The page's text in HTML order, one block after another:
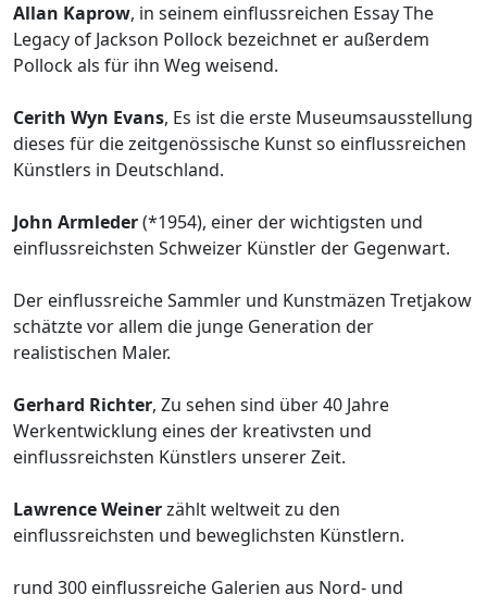
Allan Kaprow, in seinem einflussreichen Essay The
Legacy of Jackson Pollock bezeichnet er außerdem
Pollock als für ihn Weg weisend.
Cerith Wyn Evans, Es ist die erste Museumsausstellung
dieses für die zeitgenössische Kunst so einflussreichen
Künstlers in Deutschland.
John Armleder(*1954), einer der wichtigsten und
einflussreichsten Schweizer Künstler der Gegenwart.
Der einflussreiche Sammler und Kunstmäzen Tretjakow
schätzte vor allem die junge Generation der
realistischen Maler.
Gerhard Richter, Zu sehen sind über 40 Jahre
Werkentwicklung eines der kreativsten und
einflussreichsten Künstlers unserer Zeit.
Lawrence Weinerzählt weltweit zu den
einflussreichsten und beweglichsten Künstlern.
rund 300 einflussreiche Galerien aus Nord- und